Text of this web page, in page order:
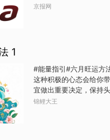
发布
京报网
1
#能量指引#六月旺运方
这种积极的心态会给你
宜做出重要决定，保持
仅是表情，更是内心的
锦鲤大王